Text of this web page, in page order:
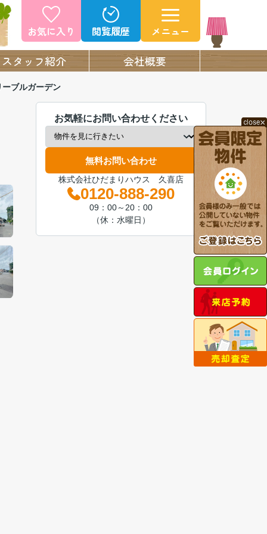
お気に入り 閲覧履歴 メニュー
スタッフ紹介 会社概要
ブルガーデン
お気軽にお問い合わせください
無料お問い合わせ
株式会社ひだまりハウス 久喜店
0120-888-290
09：00～20：00
（休：水曜日）